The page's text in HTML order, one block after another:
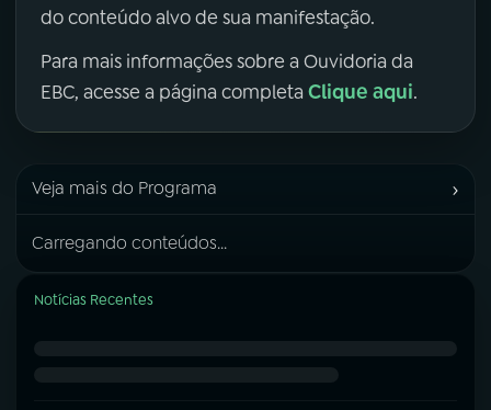
do conteúdo alvo de sua manifestação.
Para mais informações sobre a Ouvidoria da
EBC, acesse a página completa Clique aqui.
Veja mais do Programa ›
Carregando conteúdos...
Notícias Recentes